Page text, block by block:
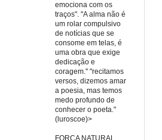
emociona com os
traços". "A alma não é
um rolar compulsivo
de notícias que se
consome em telas, é
uma obra que exige
dedicação e
coragem." "recitamos
versos, dizemos amar
a poesia, mas temos
medo profundo de
conhecer o poeta."
(luroscoe)>
FORÇA NATURAL